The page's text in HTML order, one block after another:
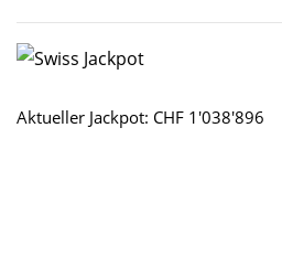
Aktueller Jackpot: CHF 1'038'896